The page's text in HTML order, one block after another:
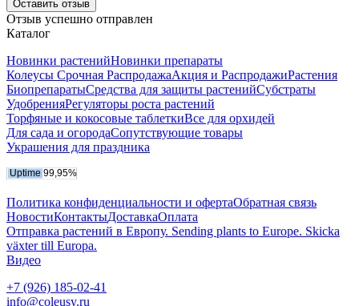
Оставить отзыв
Отзыв успешно отправлен
Каталог
Новинки растенийНовинки препараты
Колеусы Срочная РаспродажаАкция и РаспродажиРастения
БиопрепаратыСредства для защиты растенийСубстраты
УдобренияРегуляторы роста растений
Торфяные и кокосовые таблеткиВсе для орхидей
Для сада и огородаСопутствующие товары
Украшения для праздника
Политика конфиденциальности и офертаОбратная связь
НовостиКонтактыДоставкаОплата
Отправка растений в Европу. Sending plants to Europe. Skicka
växter till Europa.
Видео
+7 (926) 185-02-41
info@coleusy.ru